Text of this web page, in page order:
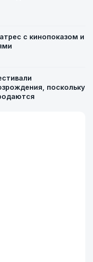
с кинопоказом и
поскольку